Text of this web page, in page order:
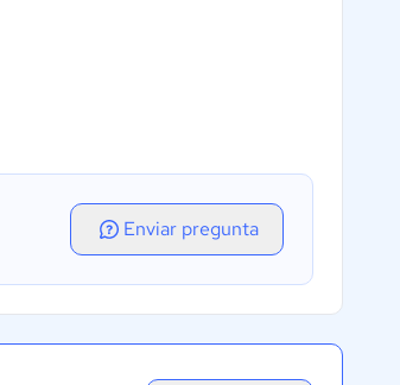
Enviar pregunta